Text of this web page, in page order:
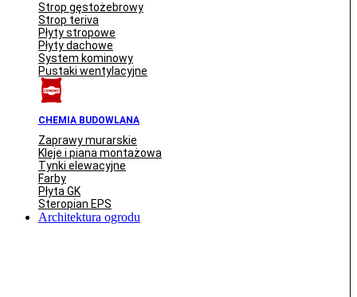
Strop gęstożebrowy
Strop teriva
Płyty stropowe
Płyty dachowe
System kominowy
Pustaki wentylacyjne
CHEMIA BUDOWLANA
Zaprawy murarskie
Kleje i piana montażowa
Tynki elewacyjne
Farby
Płyta GK
Steropian EPS
Architektura ogrodu